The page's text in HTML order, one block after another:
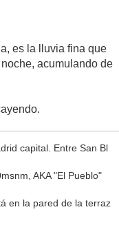
es la lluvia fina que
acumulando de
capital. Entre San Bl
AKA "El Pueblo"
en la pared de la terraz